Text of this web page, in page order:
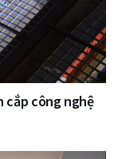
cắp công nghệ